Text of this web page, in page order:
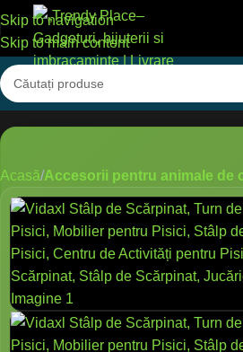
Skip to navigation
Skip to main content
Acasă Accesorii pentru animale de